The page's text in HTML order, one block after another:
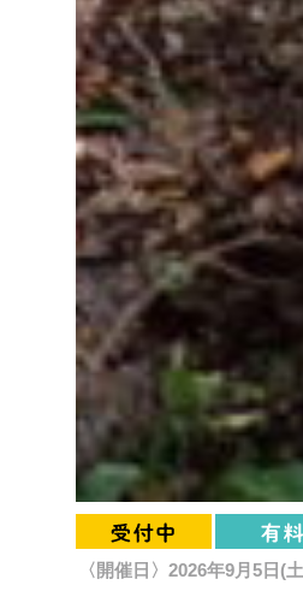
〈開催日〉2026年9月5日(